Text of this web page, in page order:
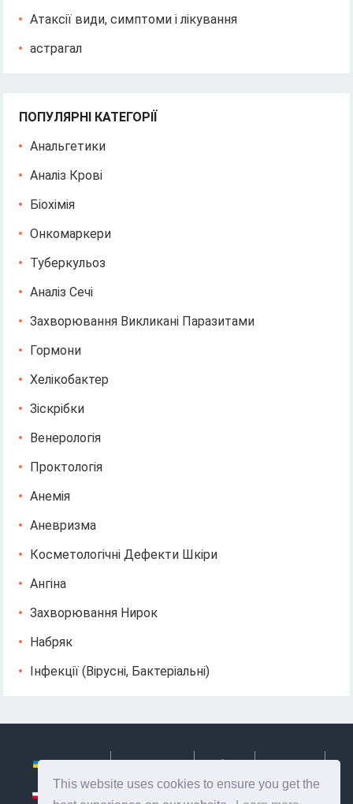
This website uses cookies to ensure you get the
Атаксії види, симптоми і лікування
астрагал
ПОПУЛЯРНІ КАТЕГОРІЇ
Анальгетики
Аналіз Крові
Біохімія
Онкомаркери
Туберкульоз
Аналіз Сечі
Захворювання Викликані Паразитами
Гормони
Хелікобактер
Зіскрібки
Венерологія
Проктологія
Анемія
Аневризма
Косметологічні Дефекти Шкіри
Ангіна
Захворювання Нирок
Набряк
Інфекції (вірусні, Бактеріальні)